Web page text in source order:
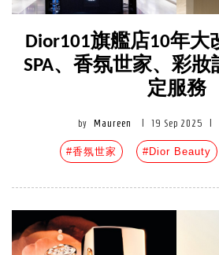
Dior101旗艦店10年大
SPA、香氛世家、彩
定服務
by Maureen 19 Sep 2025
#香氛世家 #Dior Beauty